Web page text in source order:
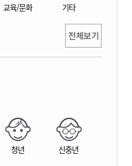
교육/문화 기타
전체보기
청년 신중년